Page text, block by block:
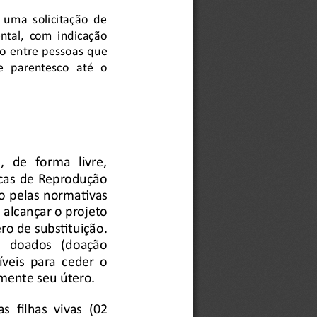
uma solicitação de
com indicação
entre pessoas
que
parentesco até
o
de
forma
livre,
de Reprodução
pelas
normativas
de   alcançar     o   projeto
de   substituição.
doados
(doação
para ceder
o
seu útero.
filhas
vivas (02